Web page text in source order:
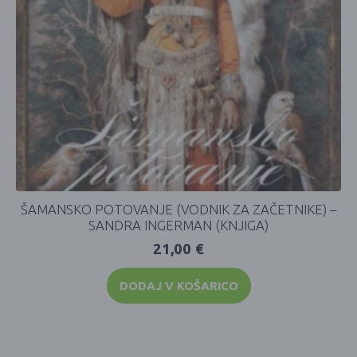
ŠAMANSKO POTOVANJE (VODNIK ZA ZAČETNIKE) –
SANDRA INGERMAN (KNJIGA)
21,00 €
DODAJ V KOŠARICO